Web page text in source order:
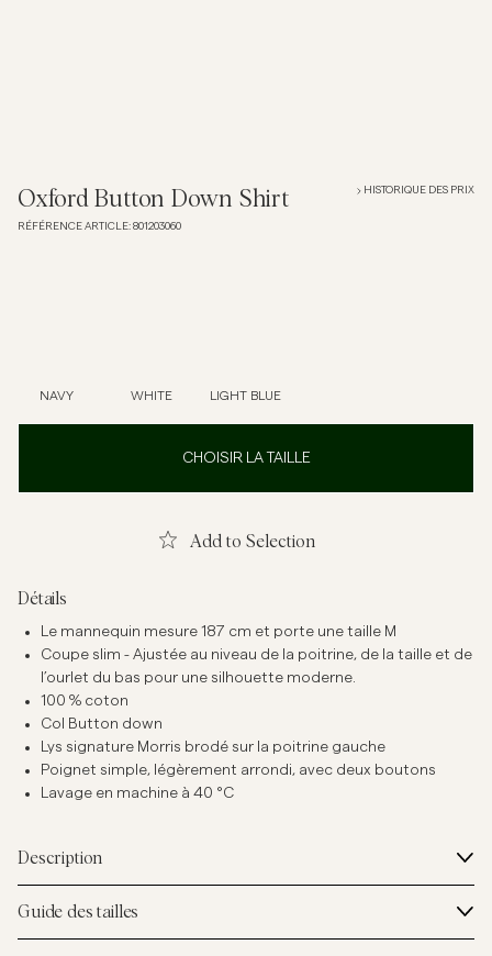
Chemises
T-shirts
Sous-vêtements
Oxford Button Down Shirt
RÉFÉRENCE ARTICLE: 801203060
HISTORIQUE DES PRIX
NAVY WHITE LIGHT BLUE
CHOISIR LA TAILLE
Add to Selection
Détails
Le mannequin mesure 187 cm et porte une taille M
Coupe slim - Ajustée au niveau de la poitrine, de la taille et de
l’ourlet du bas pour une silhouette moderne.
100 % coton
Col Button down
Lys signature Morris brodé sur la poitrine gauche
Poignet simple, légèrement arrondi, avec deux boutons
Lavage en machine à 40 °C
Description
Guide des tailles